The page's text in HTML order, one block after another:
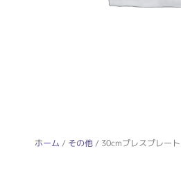
ホーム / その他/ 30cmプレスプレート